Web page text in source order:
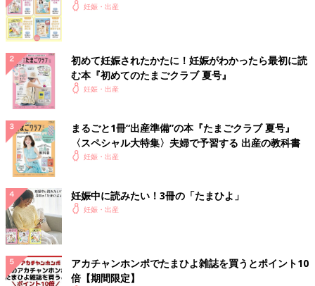
妊娠・出産
初めて妊娠されたかたに！妊娠がわかったら最初に読
む本『初めてのたまごクラブ 夏号』
妊娠・出産
まるごと1冊“出産準備”の本『たまごクラブ 夏号』
〈スペシャル大特集〉夫婦で予習する 出産の教科書
妊娠・出産
妊娠中に読みたい！3冊の「たまひよ」
妊娠・出産
アカチャンホンポでたまひよ雑誌を買うとポイント10
倍【期間限定】